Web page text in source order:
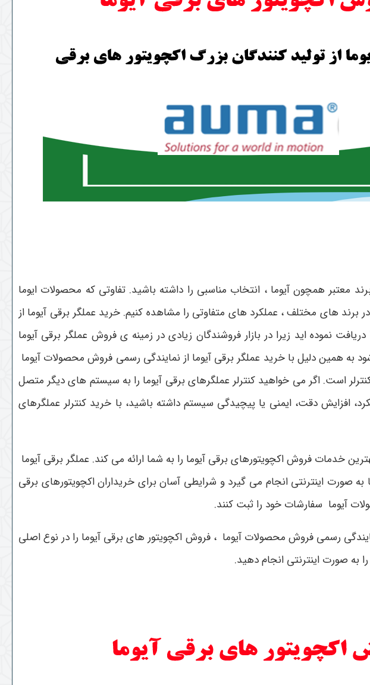
معتبر همچون آیوما ، انتخاب مناسبی را داشته باشید. تفاوتی که محصولات ایوما
های مختلف ، عملکرد های متفاوتی را مشاهده کنیم. خرید عملگر برقی آیوما از
نموده اید زیرا در بازار فروشندگان زیادی در زمینه ی فروش عملگر برقی آیوما
به همین دلیل با خرید عملگر برقی آیوما از نمایندگی رسمی فروش محصولات آیوما
است. اگر می خواهید کنترلر عملگرهای برقی آیوما را به سیستم های دیگر متصل
افزایش دقت، ایمنی یا پیچیدگی سیستم داشته باشید، با خرید کنترلر عملگرهای
خدمات فروش اکچویتورهای برقی آیوما را به شما ارائه می کند. عملگر برقی آیوما
صورت اینترنتی انجام می گیرد و شرایطی آسان برای خریداران اکچویتورهای برقی
آیوما سفارشات خود را ثبت کنند.
رسمی فروش محصولات آیوما ، فروش اکچویتور های برقی آیوما را در نوع اصلی
به صورت اینترنتی انجام دهید.